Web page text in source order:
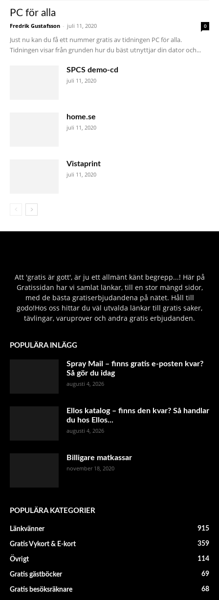
PC för alla
Fredrik Gustafsson - juli 11, 2020 0
Just nu kan du få ett nummer gratis av tidningen PC för alla.
Tidningen visar från grunden hur du bäst utnyttjar din dator och...
SPCS demo-cd
juli 11, 2020
home.se
juli 11, 2020
Vistaprint
juli 11, 2020
Att 'gratis är gott', är ju ett allmänt känt begrepp...! Här på
Gratissidan har vi samlat länkar, till en stor mängd sidor,
med de bästa gratiserbjudandena på nätet. Håll till
godo!Hos oss hittar du väl utvalda länkar till gratis saker,
tävlingar, varuprover och andra gratis erbjudanden.
POPULÄRA INLÄGG
Spray Mail – finns gratis e-posten kvar?
Så gör du idag
augusti 4, 2026
Ellos katalog – finns den kvar? Så handlar
du hos Ellos...
augusti 4, 2026
Billigare matkassar
november 18, 2020
POPULÄRA KATEGORIER
Länkvänner 915
Gratis Vykort & E-kort 359
Övrigt 114
Gratis gästböcker 69
Gratis besöksräknare 68